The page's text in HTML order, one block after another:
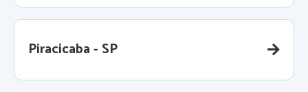
Piracicaba - SP